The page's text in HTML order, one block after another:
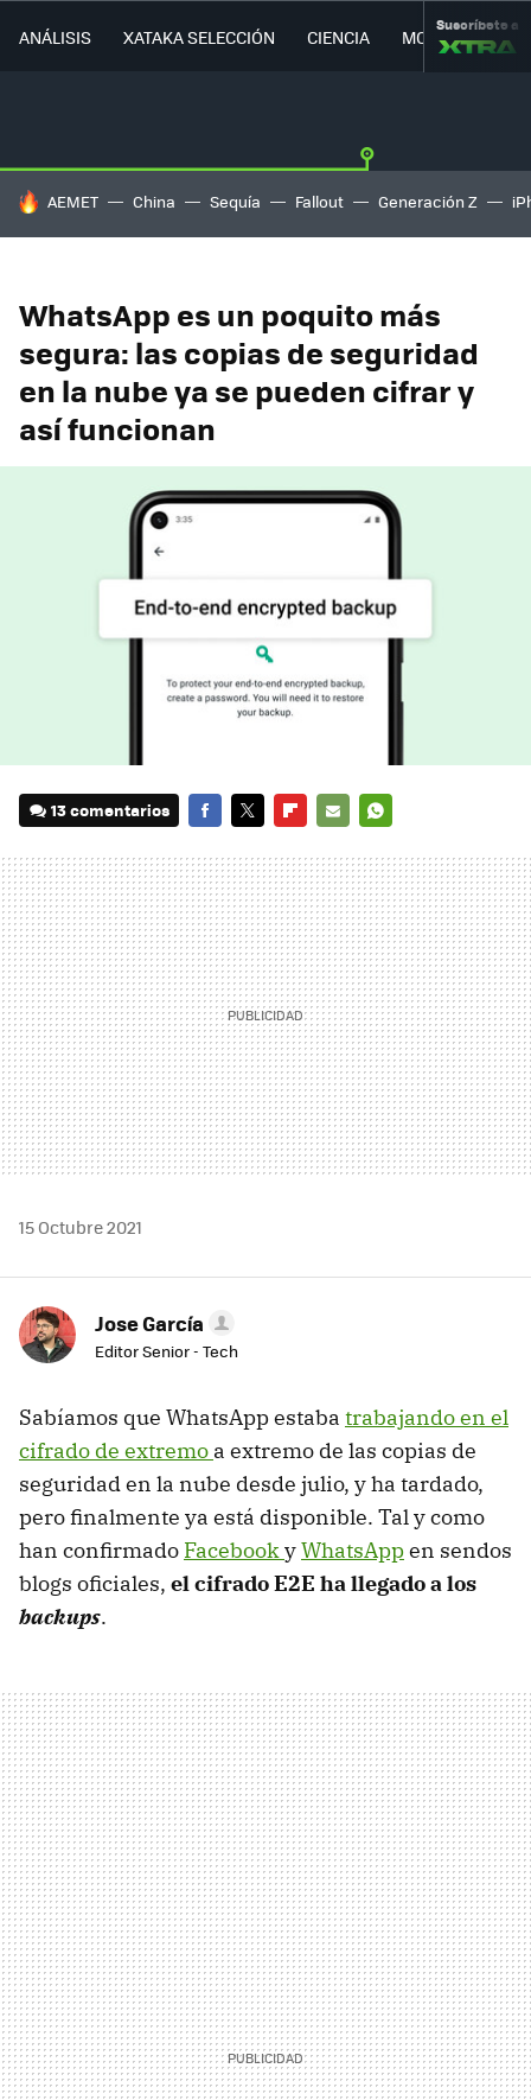
ANÁLISIS XATAKA SELECCIÓN CIENCIA MOVILIDAD
Suscríbete a
HOY SE HABLA DE
AEMET China Sequía Fallout Generación Z
WhatsApp es un poquito más
segura: las copias de seguridad
en la nube ya se pueden cifrar y
así funcionan
13 comentarios
MAIL
15 Octubre 2021
Jose García
Editor Senior - Tech
Sabíamos que WhatsApp estaba trabajando en el
cifrado de extremo a extremo de las copias de
seguridad en la nube desde julio, y ha tardado,
pero finalmente ya está disponible. Tal y como
han confirmado FacebookyWhatsAppen sendos
blogs oficiales, el cifrado E2E ha llegado a los
backups.